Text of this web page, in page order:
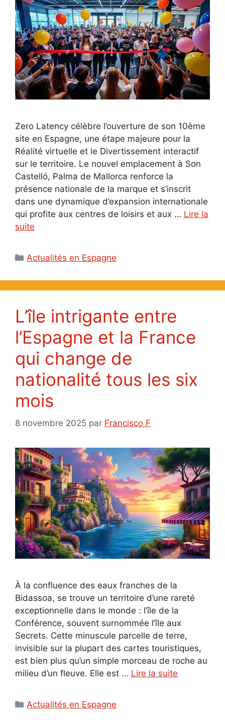
Zero Latency célèbre l’ouverture de son 10ème
site en Espagne, une étape majeure pour la
Réalité virtuelle et le Divertissement interactif
sur le territoire. Le nouvel emplacement à Son
Castelló, Palma de Mallorca renforce la
présence nationale de la marque et s’inscrit
dans une dynamique d’expansion internationale
qui profite aux centres de loisirs et aux … Lire la
suite
Catégories
Actualités en Espagne
L’île intrigante entre
l’Espagne et la France
qui change de
nationalité tous les six
mois
8 novembre 2025 par Francisco F
À la confluence des eaux franches de la
Bidassoa, se trouve un territoire d’une rareté
exceptionnelle dans le monde : l’île de la
Conférence, souvent surnommée l’île aux
Secrets. Cette minuscule parcelle de terre,
invisible sur la plupart des cartes touristiques,
est bien plus qu’un simple morceau de roche au
milieu d’un fleuve. Elle est … Lire la suite
Catégories
Actualités en Espagne